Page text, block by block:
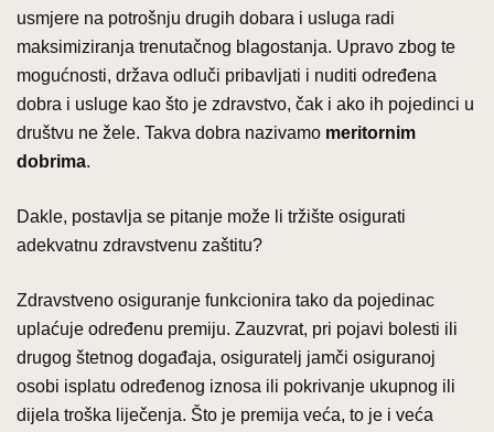
usmjere na potrošnju drugih dobara i usluga radi
maksimiziranja trenutačnog blagostanja. Upravo zbog te
mogućnosti, država odluči pribavljati i nuditi određena
dobra i usluge kao što je zdravstvo, čak i ako ih pojedinci u
društvu ne žele. Takva dobra nazivamo meritornim
dobrima.
Dakle, postavlja se pitanje može li tržište osigurati
adekvatnu zdravstvenu zaštitu?
Zdravstveno osiguranje funkcionira tako da pojedinac
uplaćuje određenu premiju. Zauzvrat, pri pojavi bolesti ili
drugog štetnog događaja, osiguratelj jamči osiguranoj
osobi isplatu određenog iznosa ili pokrivanje ukupnog ili
dijela troška liječenja. Što je premija veća, to je i veća